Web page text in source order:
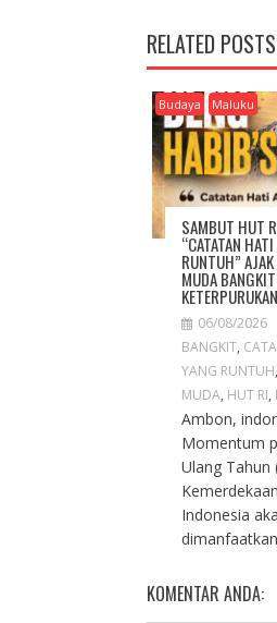
T
N
A
V
G
A
T
O
RELATED POSTS
Budaya Maluku
SAMBUT HUT
“CATATAN
RUNTUH”
MUDA
KETERPURUKAN
06/08/2026
BANGKIT,
YANG RUNTUH,
MUDA, HUT RI,
Ambon,
Momentum
Ulang Tahun
Indonesia
KOMENTAR ANDA: